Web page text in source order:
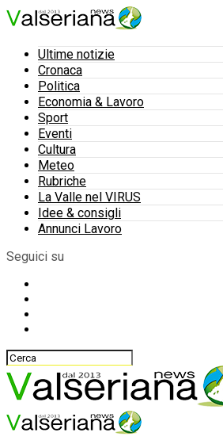
Ultime notizie
Cronaca
Politica
Economia & Lavoro
Sport
Eventi
Cultura
Meteo
Rubriche
La Valle nel VIRUS
Idee & consigli
Annunci Lavoro
Seguici su